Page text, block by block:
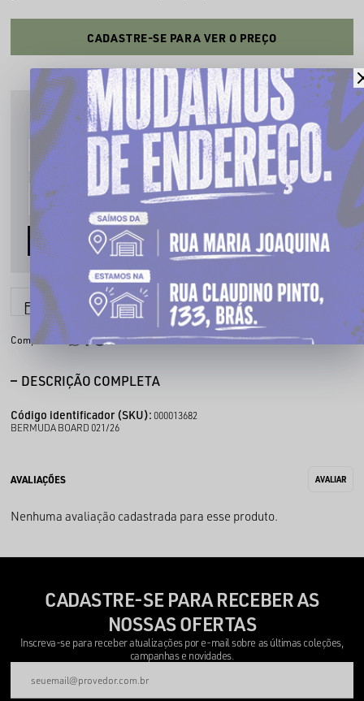
CADASTRE-SE PARA VER O PREÇO
PRODUTO INDISPONÍVEL
Cadastre seu email que te avisaremos quando estiver disponível:
AVISE-ME
Parcele em até6x sem juros
Compartilhe:
DESCRIÇÃO COMPLETA
Código identificador (SKU): 000013682
BERMUDA BOARD 021/26
Nenhuma avaliação cadastrada para esse produto.
CADASTRE-SE PARA RECEBER AS
NOSSAS OFERTAS
Inscreva-se para receber atualizações por e-mail sobre as últimas coleções,
campanhas e novidades.